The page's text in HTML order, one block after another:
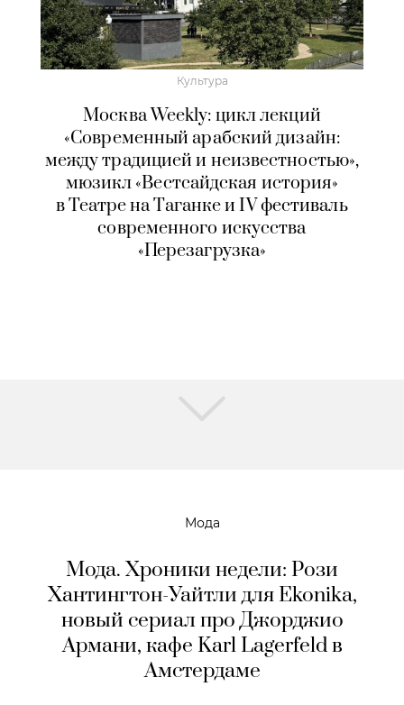
Культура
Москва Weekly: цикл лекций
«Современный арабский дизайн:
между традицией и неизвестностью»,
мюзикл «Вестсайдская история»
в Театре на Таганке и IV фестиваль
современного искусства
«Перезагрузка»
Мода
Мода. Хроники недели: Рози
Хантингтон-Уайтли для Ekonika,
новый сериал про Джорджио
Армани, кафе Karl Lagerfeld в
Амстердaме